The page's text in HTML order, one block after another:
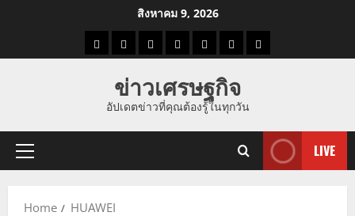
สิงหาคม 9, 2026
ราคาแนว
ราคา
ทอง
ข่าว
นี้
ข่าว
ดูด
ที่
ผู้ชาย
ข่าวเศรษฐกิจ
อัปเดตข่าวที่คุณต้องรู้ในทุกวัน
Primary
LIVE
Home HUAWEI